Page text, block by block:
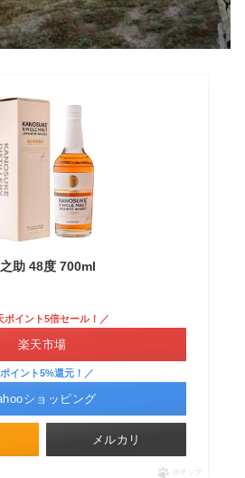
助 48度 700ml
ポイント5倍セール！／
楽天市場
イント5%還元！／
ショッピング
メルカリ
ポチップ